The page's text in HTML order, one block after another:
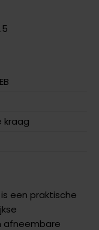
kraag
is een praktische
afneembare